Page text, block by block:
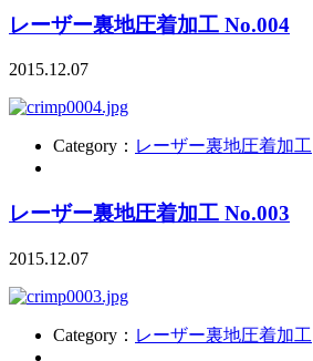
レーザー裏地圧着加工 No.004
2015.12.07
Category： レーザー裏地圧着加工
レーザー裏地圧着加工 No.003
2015.12.07
Category： レーザー裏地圧着加工